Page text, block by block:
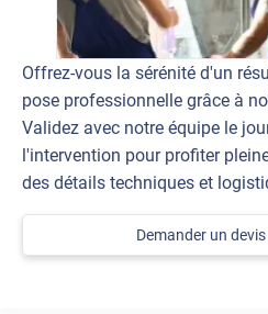
Offrez-vous la sérénité d'un
pose professionnelle grâce à
Validez avec notre équipe le
l'intervention pour profiter
des détails techniques et
Demander un